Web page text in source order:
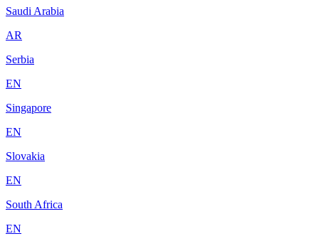
Saudi Arabia
AR
Serbia
EN
Singapore
EN
Slovakia
EN
South Africa
EN